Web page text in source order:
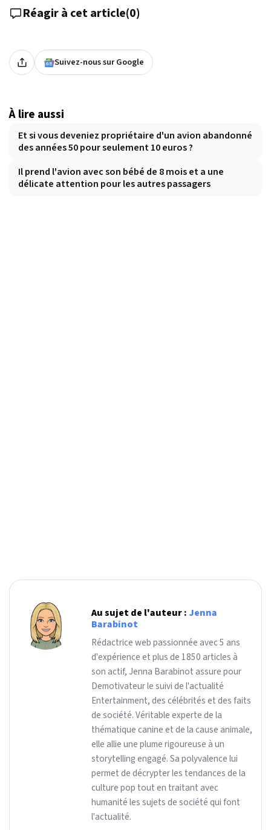
Réagir à cet article(0)
Suivez-nous sur Google
À lire aussi
Et si vous deveniez propriétaire d'un avion abandonné
des années 50 pour seulement 10 euros ?
Il prend l'avion avec son bébé de 8 mois et a une
délicate attention pour les autres passagers
Au sujet de l'auteur : Jenna
Barabinot
Rédactrice web passionnée avec 5 ans
d'expérience et plus de 1850 articles à
son actif, Jenna Barabinot assure pour
Demotivateur le suivi de l'actualité
Entertainment, des célébrités et des faits
de société. Véritable experte de la
thématique canine et de la cause animale,
elle allie une plume rigoureuse à un
storytelling engagé. Sa polyvalence lui
permet de décrypter les tendances de la
culture pop tout en traitant avec
humanité les sujets de société qui font
l'actualité.